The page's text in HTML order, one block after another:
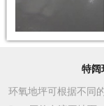
特阔
环氧地坪可根据不同